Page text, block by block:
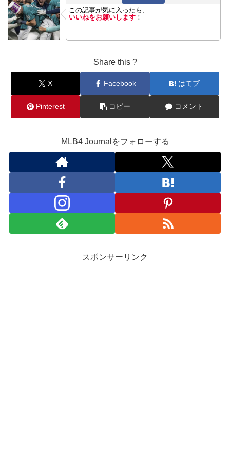
この記事が気に入ったら、
いいねをお願いします ！
Share this ?
X Facebook はてブ
Pinterest コピー コメント
MLB4 Journalをフォローする
スポンサーリンク